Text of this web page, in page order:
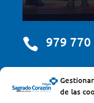
de las
 979 770